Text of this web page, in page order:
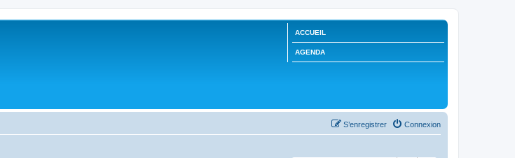
ACCUEIL
AGENDA
Connexion
S’enregistrer